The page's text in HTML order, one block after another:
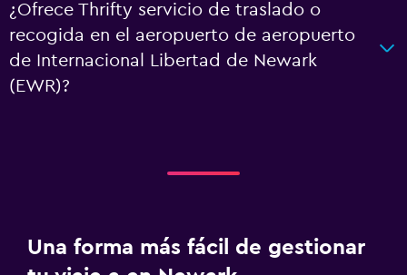
¿Ofrece Thrifty servicio de traslado o
recogida en el aeropuerto de aeropuerto
de Internacional Libertad de Newark
(EWR)?
Una forma más fácil de gestionar